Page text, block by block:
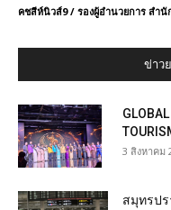
คชสีห์นิวส์9 / รองผู้อำนวยการ สำนั
ข่าว
3 สิงหาคม
สมุทรปร